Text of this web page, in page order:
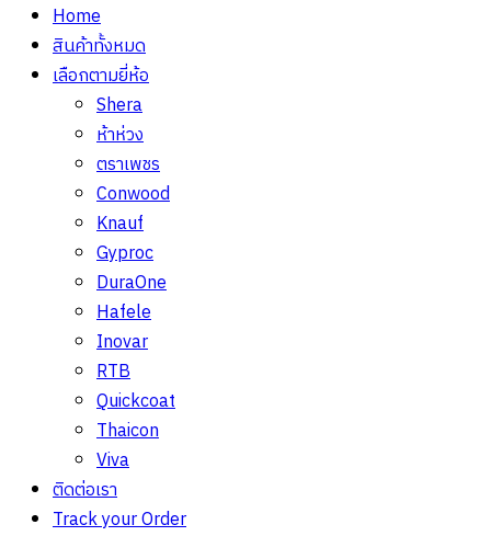
Home
สินค้าทั้งหมด
เลือกตามยี่ห้อ
Shera
ห้าห่วง
ตราเพชร
Conwood
Knauf
Gyproc
DuraOne
Hafele
Inovar
RTB
Quickcoat
Thaicon
Viva
ติดต่อเรา
Track your Order